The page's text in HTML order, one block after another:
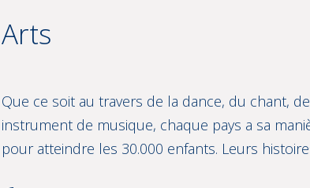
Arts
Que ce soit au travers de la dance, du chant,
instrument de musique, chaque pays a sa
pour atteindre les 30.000 enfants. Leurs